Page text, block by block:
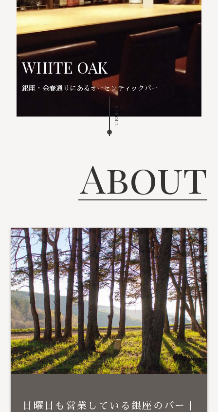
WHITE OAK
銀座・金春通りにあるオーセンティックバー
Scroll
About
日曜日も営業している銀座のバー｜